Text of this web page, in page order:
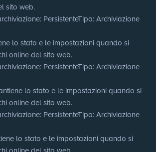
sito web.
: PersistenteTipo: Archiviazione
lo stato e le impostazioni quando si
online del sito web.
: PersistenteTipo: Archiviazione
lo stato e le impostazioni quando si
online del sito web.
: PersistenteTipo: Archiviazione
lo stato e le impostazioni quando si